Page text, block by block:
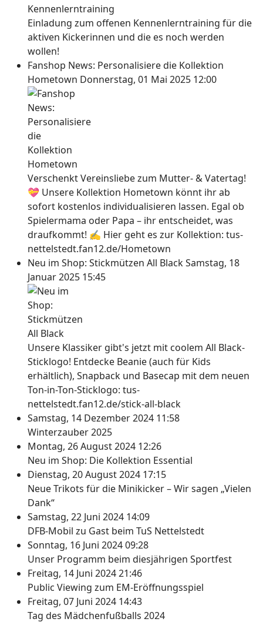
Einladung zum offenen Kennenlerntraining für die
aktiven Kickerinnen und die es noch werden
wollen!
Fanshop News: Personalisiere die Kollektion
Hometown Donnerstag, 01 Mai 2025 12:00
Verschenkt Vereinsliebe zum Mutter- & Vatertag!
💝 Unsere Kollektion Hometown könnt ihr ab
sofort kostenlos individualisieren lassen. Egal ob
Spielermama oder Papa – ihr entscheidet, was
draufkommt! ✍ Hier geht es zur Kollektion: tus-
nettelstedt.fan12.de/Hometown
Neu im Shop: Stickmützen All BlackSamstag, 18
Januar 2025 15:45
Unsere Klassiker gibt's jetzt mit coolem All Black-
Sticklogo! Entdecke Beanie (auch für Kids
erhältlich), Snapback und Basecap mit dem neuen
Ton-in-Ton-Sticklogo: tus-
nettelstedt.fan12.de/stick-all-black
Samstag, 14 Dezember 2024 11:58
Winterzauber 2025
Montag, 26 August 2024 12:26
Neu im Shop: Die Kollektion Essential
Dienstag, 20 August 2024 17:15
Neue Trikots für die Minikicker – Wir sagen „Vielen
Dank“
Samstag, 22 Juni 2024 14:09
DFB-Mobil zu Gast beim TuS Nettelstedt
Sonntag, 16 Juni 2024 09:28
Unser Programm beim diesjährigen Sportfest
Freitag, 14 Juni 2024 21:46
Public Viewing zum EM-Eröffnungsspiel
Freitag, 07 Juni 2024 14:43
Tag des Mädchenfußballs 2024